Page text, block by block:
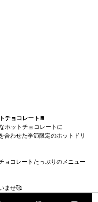
チョコレート 🍫
ホットチョコレートに
合わせた季節限定のホットドリ
ョコレートたっぷりのメニュー
ませ🥰